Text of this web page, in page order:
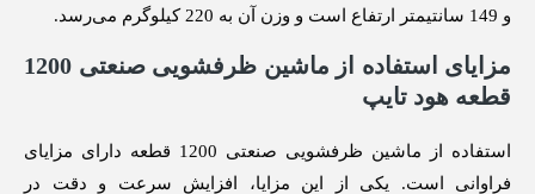
و 149 سانتیمتر ارتفاع است و وزن آن به 220 کیلوگرم می‌رسد.
مزایای استفاده از ماشین ظرفشویی صنعتی 1200
قطعه هود تایپ
استفاده از ماشین ظرفشویی صنعتی 1200 قطعه دارای مزایای
فراوانی است. یکی از این مزایا، افزایش سرعت و دقت در